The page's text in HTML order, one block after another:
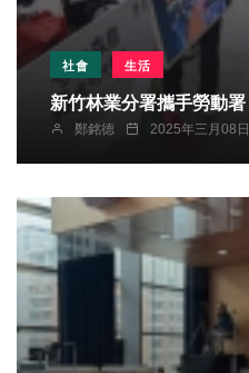
社會 生活
鄭銘德 2025年三月08日